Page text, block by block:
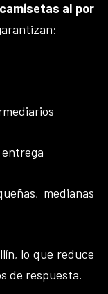
al por
medianas
lo que reduce
de respuesta.